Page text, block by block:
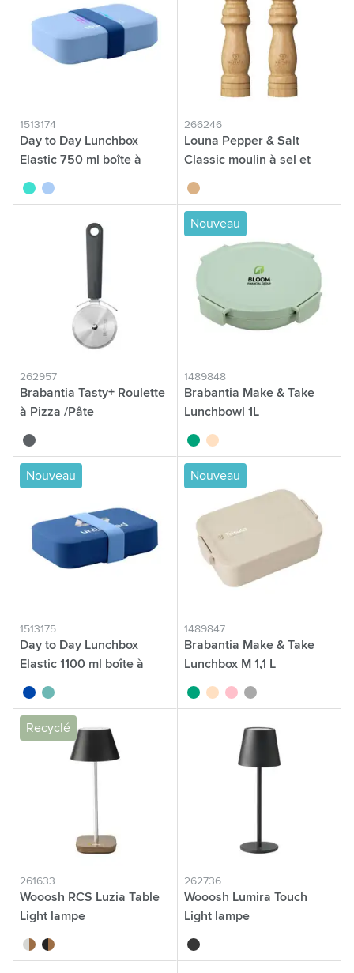
1513174
Day to Day Lunchbox
Elastic 750 ml boîte à
turquoise
bleu
266246
Louna Pepper & Salt
Classic moulin à sel et
brun bois
262957
Brabantia Tasty+ Roulette
à Pizza /Pâte
gris foncé
Nouveau
1489848
Brabantia Make & Take
Lunchbowl 1L
vert jade
beige
Nouveau
1513175
Day to Day Lunchbox
Elastic 1100 ml boîte à
bleu cobalt
vert
Nouveau
1489847
Brabantia Make & Take
Lunchbox M 1,1 L
vert jade
beigerose gris foncé
Recyclé
261633
Wooosh RCS Luzia Table
Light lampe
gris brun/noir
262736
Wooosh Lumira Touch
Light lampe
noir